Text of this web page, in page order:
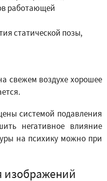
работающей
статической позы,
свежем воздухе хорошее
системой подавления
негативное влияние
на психику можно при
изображений